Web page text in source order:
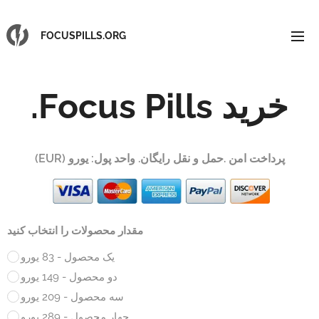
FOCUSPILLS.ORG
خرید Focus Pills.
پرداخت امن .حمل و نقل رایگان. واحد پول: یورو (EUR)
مقدار محصولات را انتخاب کنید
یک محصول - 83 یورو
دو محصول - 149 یورو
سه محصول - 209 یورو